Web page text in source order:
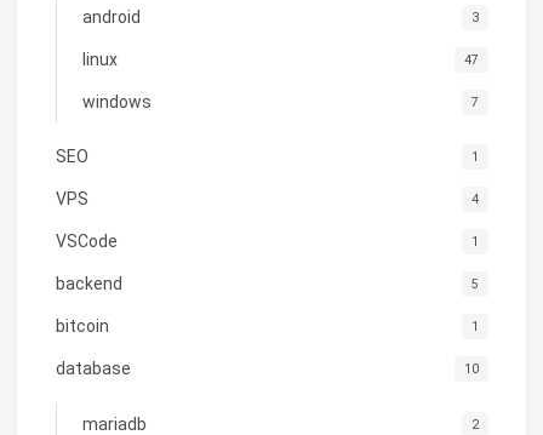
android 3
linux 47
windows 7
SEO 1
VPS 4
VSCode 1
backend 5
bitcoin 1
database 10
mariadb 2